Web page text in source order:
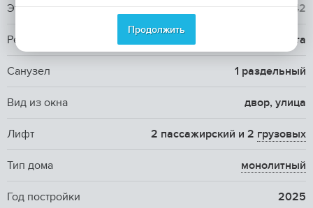
Этаж / Этажность / 42
Ремонт требует ремонта
Санузел 1 раздельный
Вид из окна двор, улица
Лифт 2 пассажирский и 2 грузовых
Тип дома монолитный
Год постройки 2025
Продолжить